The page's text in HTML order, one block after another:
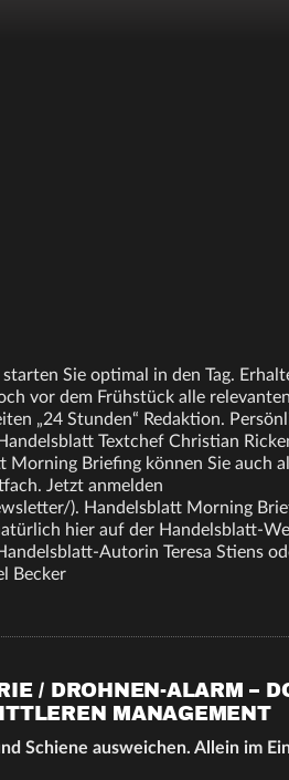
Sie optimal in den Tag.
vor dem Frühstück alle
„24 Stunden“ Redaktion.
Textchef Christian
Morning Briefing können Sie auch
Jetzt anmelden
). Handelsblatt Morning
hier auf der Handelsblatt-
Autorin Teresa Stiens
Becker
/ DROHNEN-ALARM –
MANAGEMENT
Schiene ausweichen. Allein im